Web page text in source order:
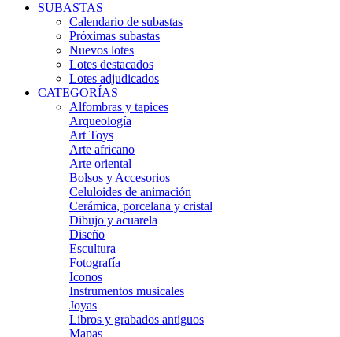
SUBASTAS
Calendario de subastas
Próximas subastas
Nuevos lotes
Lotes destacados
Lotes adjudicados
CATEGORÍAS
Alfombras y tapices
Arqueología
Art Toys
Arte africano
Arte oriental
Bolsos y Accesorios
Celuloides de animación
Cerámica, porcelana y cristal
Dibujo y acuarela
Diseño
Escultura
Fotografía
Iconos
Instrumentos musicales
Joyas
Libros y grabados antiguos
Mapas